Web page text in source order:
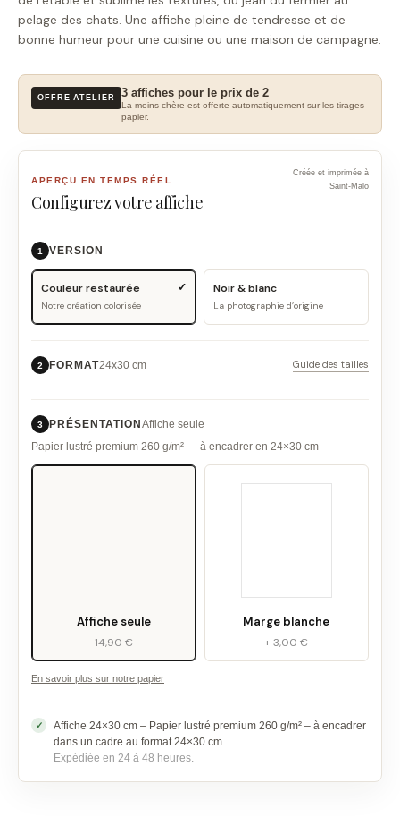
pelage des chats. Une affiche pleine de tendresse et de
bonne humeur pour une cuisine ou une maison de campagne.
OFFRE ATELIER 3 affiches pour le prix de 2
La moins chère est offerte automatiquement sur les tirages
papier.
APERÇU EN TEMPS RÉEL
Configurez votre affiche
Créée et imprimée à
Saint-Malo
1 VERSION
Couleur restaurée
Notre création colorisée
Noir & blanc
La photographie d’origine
2 FORMAT24x30 cm Guide des tailles
3 PRÉSENTATION Affiche seule
Papier lustré premium 260 g/m² — à encadrer en 24×30 cm
Affiche seule
14,90 €
Marge blanche
+ 3,00 €
En savoir plus sur notre papier
Affiche 24×30 cm – Papier lustré premium 260 g/m² – à encadrer
dans un cadre au format 24×30 cm
Expédiée en 24 à 48 heures.